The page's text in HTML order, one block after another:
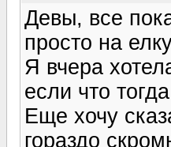
Девы, все
просто на
Я вчера
если что
Еще хочу
гораздо